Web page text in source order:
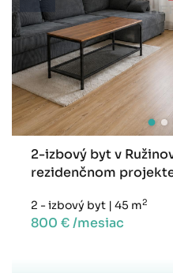
2-izbový byt v
rezidenčnom
2 - izbový byt | 45 m2
800 € /mesiac